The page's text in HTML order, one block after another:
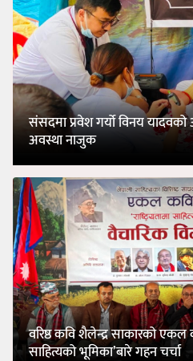
संसदमा प्रवेश गर्यो विनय
अवस्था नाजुक
वरिष्ठ कवि शैलेन्द्र साकारको एकल
साहित्यको भूमिका’बारे गहन चर्चा